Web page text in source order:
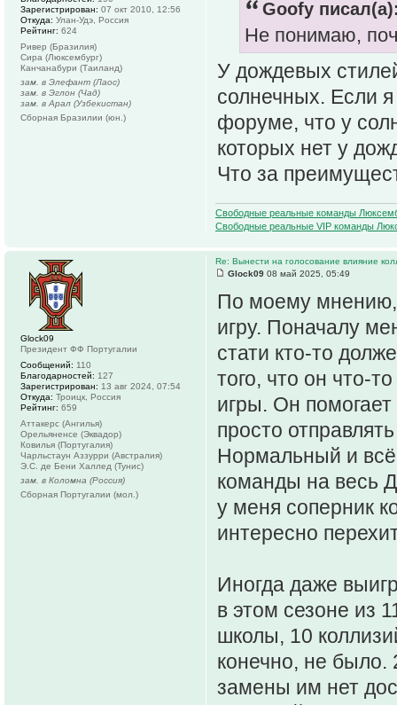
Goofy
Не понимаю,
У дождевых
солнечных. Если
форуме, что у
которых нет у
Что за
Свободные реальные команды
Свободные реальные VIP команды
Зарегистрирован: 07 окт 2010, 12:56
Откуда: Улан-Удэ, Россия
Рейтинг: 624
Ривер (Бразилия)
Сира (Люксембург)
Канчанабури (Таиланд)
зам. в Элефант (Лаос)
зам. в Эглон (Чад)
зам. в Арал (Узбекистан)
Сборная Бразилии (юн.)
Re: Вынести на голосование влияние
Glock09 08 май 2025, 05:49
По моему мнению,
игру. Поначалу
стати кто-то
того, что он что-
игры. Он
просто
Нормальный и
команды на весь
у меня соперник
интересно
Иногда даже
в этом сезоне из
школы, 10
конечно, не было.
замены им нет
Glock09
Президент ФФ Португалии
Сообщений: 110
Благодарностей: 127
Зарегистрирован: 13 авг 2024, 07:54
Откуда: Троицк, Россия
Рейтинг: 659
Аттакерс (Ангилья)
Орельяненсе (Эквадор)
Ковилья (Португалия)
Чарльстаун Аззурри (Австралия)
Э.С. де Бени Халлед (Тунис)
зам. в Коломна (Россия)
Сборная Португалии (мол.)